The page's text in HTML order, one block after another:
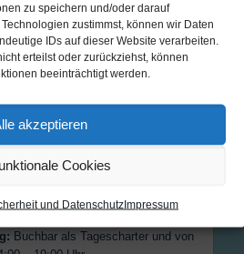
zu speichern und/oder darauf
zustimmst, können wir Daten
IDs auf dieser Website verarbeiten.
erteilst oder zurückziehst, können
beeinträchtigt werden.
akzeptieren
Cookies
und DatenschutzImpressum
12€ (vor Ort zu zahlen)
(vor Ort zu zahlen)
Ort zu zahlen) bei grober
Ort zu hinterlegen (Bar/EC)
Buchbar als Tagescharter und von